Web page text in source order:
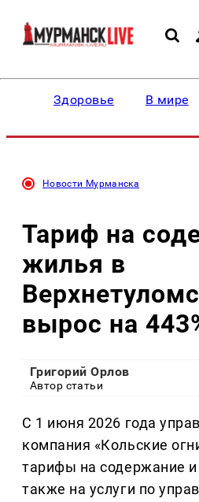
Здоровье В мире
Новости Мурманска
Тариф на
жилья в
вырос на
Григорий Орлов
Автор статьи
С 1 июня 2026 года
компания «Кольские
тарифы на содержание
также на услуги по